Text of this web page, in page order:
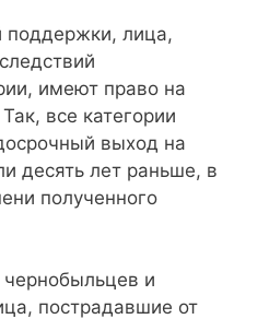
лица,
имеют право на
все категории
выход на
десять лет раньше, в
полученного
и
пострадавшие от